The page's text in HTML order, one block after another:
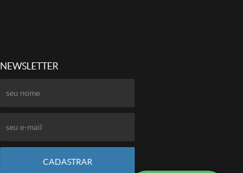
NEWSLETTER
CADASTRAR